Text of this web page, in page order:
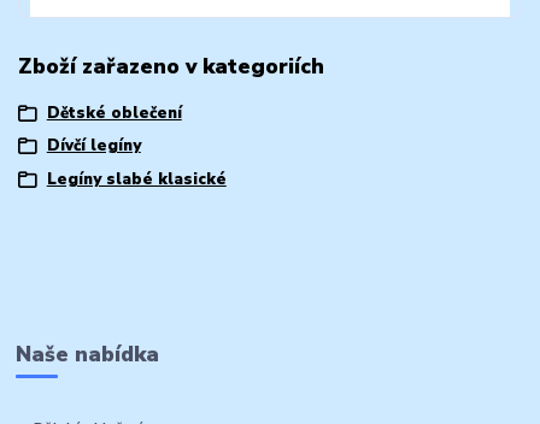
Zboží zařazeno v kategoriích
Dětské oblečení
Dívčí legíny
Legíny slabé klasické
Naše nabídka